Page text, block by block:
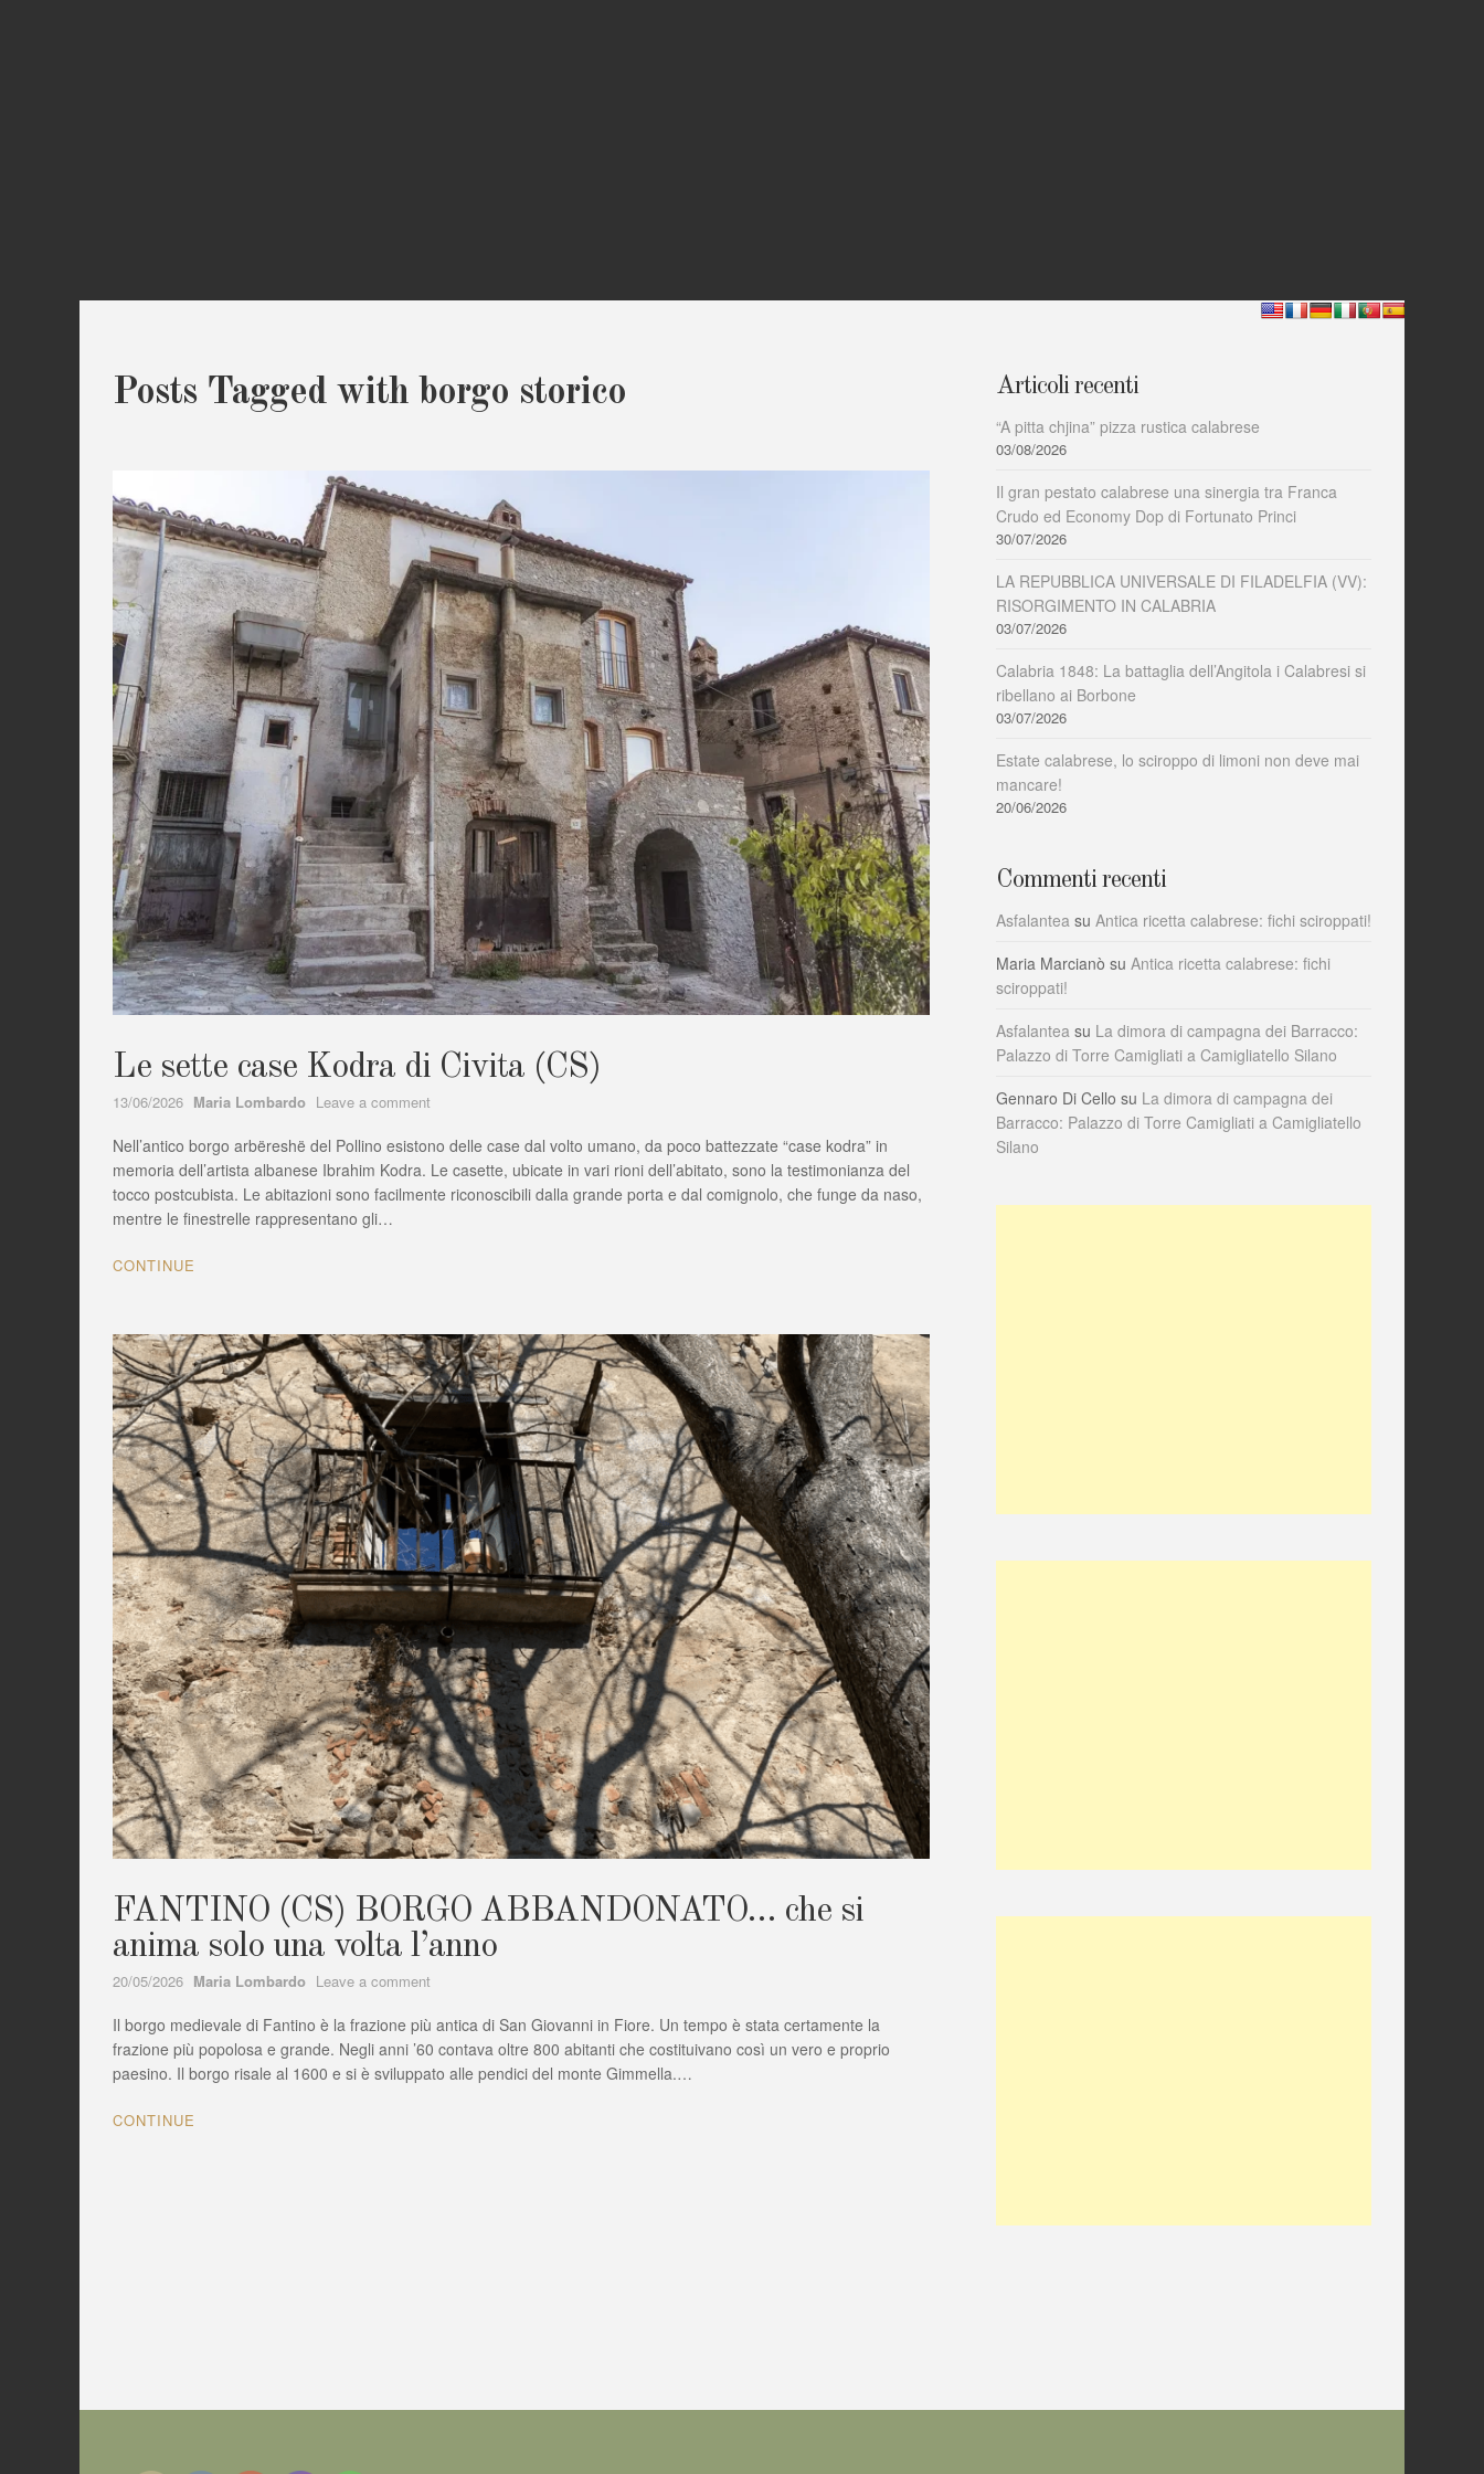
Posts Tagged with borgo storico
Le sette case Kodra di Civita (CS)
13/06/2026 Author
Maria Lombardo Leave a comment
sette
case
Kodra
Nell’antico borgo arbëreshë del Pollino esistono delle case dal volto umano, da poco battezzate “case kodra” in
memoria dell’artista albanese Ibrahim Kodra. Le casette, ubicate in vari rioni dell’abitato, sono la testimonianza del
tocco postcubista. Le abitazioni sono facilmente riconoscibili dalla grande porta e dal comignolo, che funge da naso,
mentre le finestrelle rappresentano gli…
CONTINUE
FANTINO (CS) BORGO ABBANDONATO… che si
anima solo una volta l’anno
20/05/2026 Author
Maria Lombardo Leave a comment
(CS)
BORGO
ABBANDONATO…
Il borgo medievale di Fantino è la frazione più antica di San Giovanni in Fiore. Un tempo è stata certamente la
frazione più popolosa e grande. Negli anni ’60 contava oltre 800 abitanti che costituivano così un vero e proprio
paesino. Il borgo risale al 1600 e si è sviluppato alle pendici del monte Gimmella.…
CONTINUE
Articoli recenti
“A pitta chjina” pizza rustica calabrese
03/08/2026
Il gran pestato calabrese una sinergia tra Franca
Crudo ed Economy Dop di Fortunato Princi
30/07/2026
LA REPUBBLICA UNIVERSALE DI FILADELFIA (VV):
RISORGIMENTO IN CALABRIA
03/07/2026
Calabria 1848: La battaglia dell’Angitola i Calabresi si
ribellano ai Borbone
03/07/2026
Estate calabrese, lo sciroppo di limoni non deve mai
mancare!
20/06/2026
Commenti recenti
Asfalantea su Antica ricetta calabrese: fichi sciroppati!
Maria Marcianò su Antica ricetta calabrese: fichi
sciroppati!
Asfalantea su La dimora di campagna dei Barracco:
Palazzo di Torre Camigliati a Camigliatello Silano
Gennaro Di Cello su La dimora di campagna dei
Barracco: Palazzo di Torre Camigliati a Camigliatello
Silano